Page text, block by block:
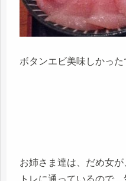
ボタンエビ美味しかった
お姉さま達は、だめ女
トレに通っているので、